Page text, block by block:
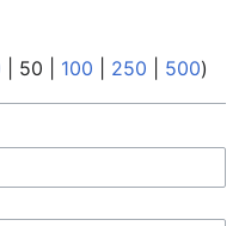
50 100 250 500)